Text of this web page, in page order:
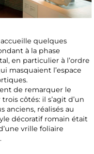
quelques
à la phase
en particulier à l’ordre
masquaient l’espace
de remarquer le
côtés: il s’agit d’un
anciens, réalisés au
décoratif romain était
vrille foliaire